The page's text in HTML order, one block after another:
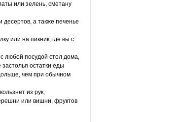
или зелень, сметану
а также печенье
или на пикник, где вы с
любой посудой стол дома,
остатки еды
чем при обычном
из рук;
или вишни, фруктов